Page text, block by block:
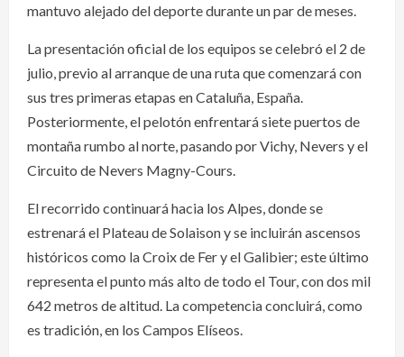
mantuvo alejado del deporte durante un par de meses.
La presentación oficial de los equipos se celebró el 2 de
julio, previo al arranque de una ruta que comenzará con
sus tres primeras etapas en Cataluña, España.
Posteriormente, el pelotón enfrentará siete puertos de
montaña rumbo al norte, pasando por Vichy, Nevers y el
Circuito de Nevers Magny-Cours.
El recorrido continuará hacia los Alpes, donde se
estrenará el Plateau de Solaison y se incluirán ascensos
históricos como la Croix de Fer y el Galibier; este último
representa el punto más alto de todo el Tour, con dos mil
642 metros de altitud. La competencia concluirá, como
es tradición, en los Campos Elíseos.